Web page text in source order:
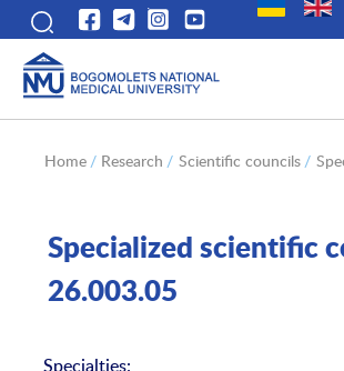
Home / Research / Scientific councils /
Specialized scientific
26.003.05
Specialties: